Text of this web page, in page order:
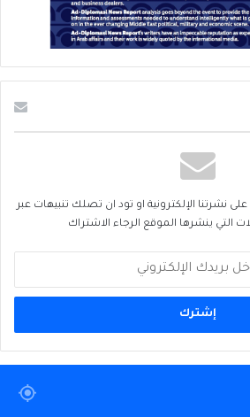
نشرتنا الإلكترونية او تود ان تصلك تنبيهات عبر
التي ينشرها الموقع الرجاء الاشتراك